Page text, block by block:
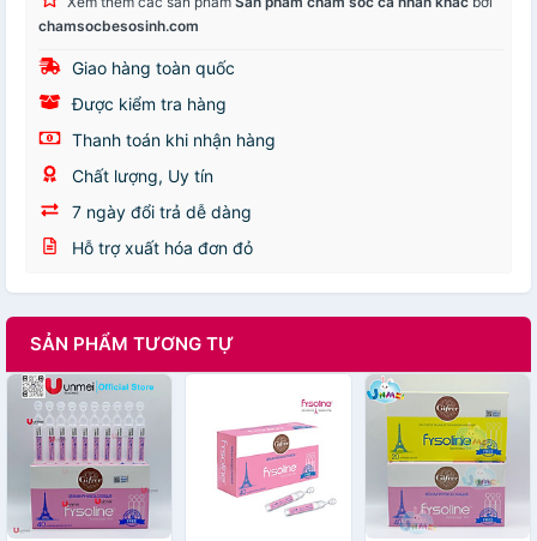
chamsocbesosinh.com
Giao hàng toàn quốc
Được kiểm tra hàng
Thanh toán khi nhận hàng
Chất lượng, Uy tín
7 ngày đổi trả dễ dàng
Hỗ trợ xuất hóa đơn đỏ
SẢN PHẨM TƯƠNG TỰ